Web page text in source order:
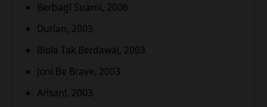
Berbagi Suami, 2006
Durian, 2003
Biola Tak Berdawai, 2003
Joni Be Brave, 2003
Arisan!, 2003